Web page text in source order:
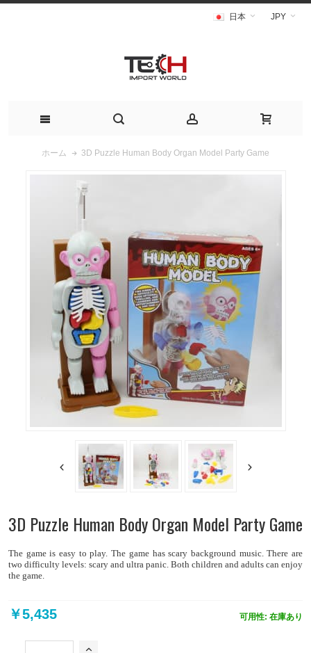
JPY
日本
ホーム 3D Puzzle Human Body Organ Model Party Game
3D Puzzle Human Body Organ Model Party Game
The game is easy to play. The game has scary background music. There are
two difficulty levels: scary and ultra panic. Both children and adults can enjoy
the game.
可用性: 在庫あり
￥5,435